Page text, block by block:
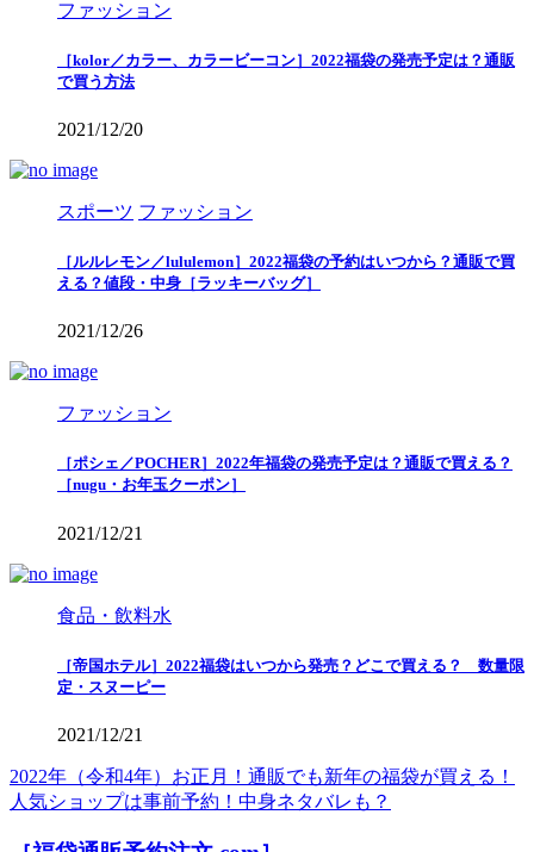
ファッション
［kolor／カラー、カラービーコン］2022福袋の発売予定は？通販
で買う方法
2021/12/20
スポーツ ファッション
［ルルレモン／lululemon］2022福袋の予約はいつから？通販で買
える？値段・中身［ラッキーバッグ］
2021/12/26
ファッション
［ポシェ／POCHER］2022年福袋の発売予定は？通販で買える？
［nugu・お年玉クーポン］
2021/12/21
食品・飲料水
［帝国ホテル］2022福袋はいつから発売？どこで買える？ 数量限
定・スヌーピー
2021/12/21
2022年（令和4年）お正月！通販でも新年の福袋が買える！
人気ショップは事前予約！中身ネタバレも？